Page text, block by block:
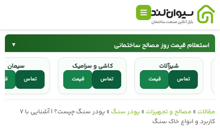
استعلام قیمت روز مصالح ساختمانی ▼
سیمان میلگرد
کاشی و سرامیک شیرآلات
تماس
کاشی و سرامیک
تماس
شیرآلات
تماس
مقالات » مصالح و تجهیزات » پودر سنگ »
پودر سنگ چیست؟ | آشنایی با ۷
کاربرد و انواع خاک سنگ